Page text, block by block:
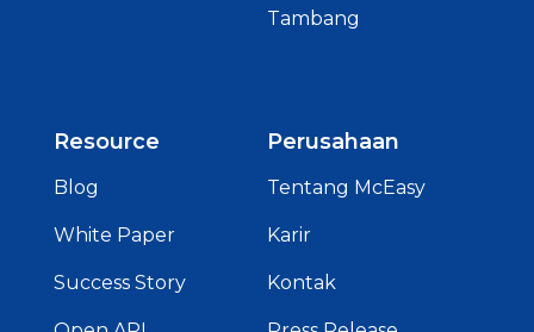
Tambang
Resource
Blog
White Paper
Success Story
Perusahaan
Tentang McEasy
Karir
Kontak